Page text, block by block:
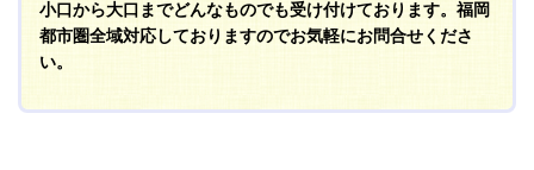
小口から大口までどんなものでも受け付けております。福岡
都市圏全域対応しておりますのでお気軽にお問合せくださ
い。